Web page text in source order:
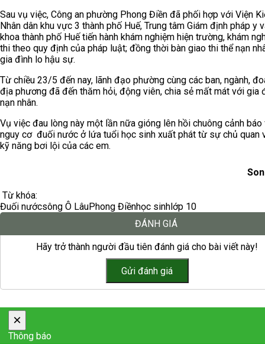
Sau vụ việc, Công an phường Phong Điền đã phối hợp với Viện
Nhân dân khu vực 3 thành phố Huế, Trung tâm Giám định pháp y
khoa thành phố Huế tiến hành khám nghiệm hiện trường, khám
thi theo quy định của pháp luật; đồng thời bàn giao thi thể nạn
gia đình lo hậu sự.
Từ chiều 23/5 đến nay, lãnh đạo phường cùng các ban, ngành,
địa phương đã đến thăm hỏi, động viên, chia sẻ mất mát với gia
nạn nhân.
Vụ việc đau lòng này một lần nữa gióng lên hồi chuông cảnh báo
nguy cơ đuối nước ở lứa tuổi học sinh xuất phát từ sự chủ quan
kỹ năng bơi lội của các em.
Từ khóa:
Đuối nướcsông Ô LâuPhong Điềnhọc sinhlớp 10
ĐÁNH GIÁ
Hãy trở thành người đầu tiên đánh giá cho bài viết này!
×
Thông báo